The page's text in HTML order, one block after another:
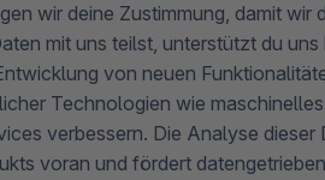
wir deine Zustimmung, damit wir
mit uns teilst, unterstützt du uns
von neuen
Technologien wie
verbessern. Die Analyse dieser
voran und fördert